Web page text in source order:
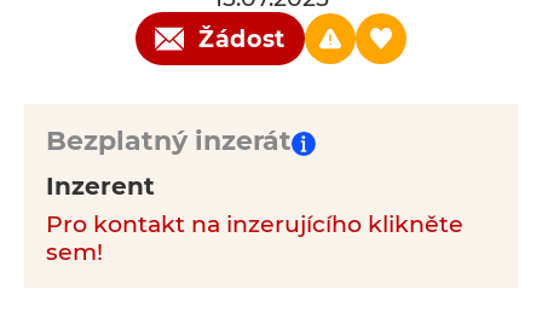
Žádost
Bezplatný inzerát
Inzerent
Pro kontakt na inzerujícího klikněte
sem!